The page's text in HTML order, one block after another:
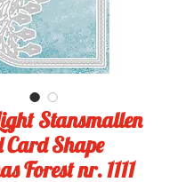
Stansmallen
Card Shape
Forest nr. 1111